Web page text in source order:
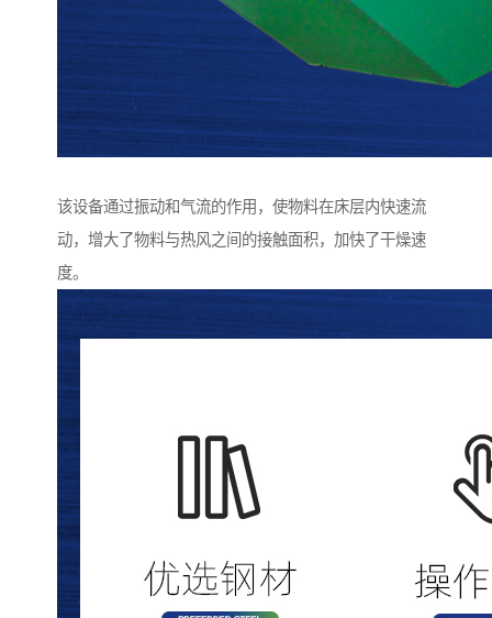
该设备通过振动和气流的作用，使物料在床层内快速流
动，增大了物料与热风之间的接触面积，加快了干燥速
度。